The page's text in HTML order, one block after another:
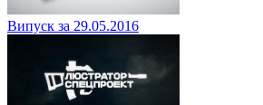
Випуск за 29.05.2016